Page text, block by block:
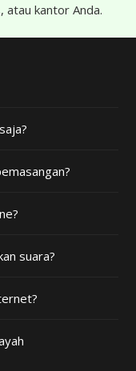
atau kantor Anda.
suara?